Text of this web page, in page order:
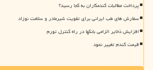
پرداخت مطالبات گندمکاران به کجا رسید؟
سفارش های طب ایرانی برای تقویت شیرمادر و سلامت نوزاد
افزایش ذخایر الزامی بانکها در راه کنترل تورم
قیمت گندم تغییر نمود